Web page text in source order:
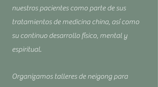
nuestros pacientes como parte de sus
tratamientos de medicina china, así como
su continuo desarrollo físico, mental y
espiritual.
Organizamos talleres de neigong para